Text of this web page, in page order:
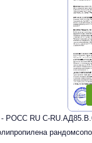
- РОСС RU С-